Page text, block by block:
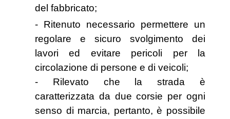
del fabbricato;
- Ritenuto necessario permettere un
regolare e sicuro svolgimento dei
lavoried evitare pericoli per la
circolazione di persone e di veicoli;
- Rilevato che la strada è
caratterizzata da due corsie per ogni
senso di marcia, pertanto, è possibile